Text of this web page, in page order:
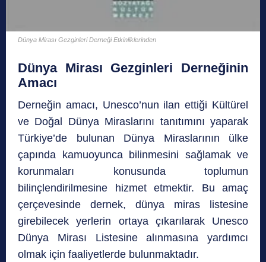
Dünya Mirası Gezginleri Derneği Etkinliklerinden
Dünya Mirası Gezginleri Derneğinin
Amacı
Derneğin amacı, Unesco’nun ilan ettiği Kültürel
ve Doğal Dünya Miraslarını tanıtımını yaparak
Türkiye’de bulunan Dünya Miraslarının ülke
çapında kamuoyunca bilinmesini sağlamak ve
korunmaları konusunda toplumun
bilinçlendirilmesine hizmet etmektir. Bu amaç
çerçevesinde dernek, dünya miras listesine
girebilecek yerlerin ortaya çıkarılarak Unesco
Dünya Mirası Listesine alınmasına yardımcı
olmak için faaliyetlerde bulunmaktadır.